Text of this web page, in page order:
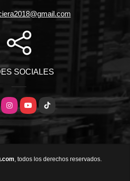
SOCIALES
InstagramYouTube
TikTok
, todos los derechos reservados.